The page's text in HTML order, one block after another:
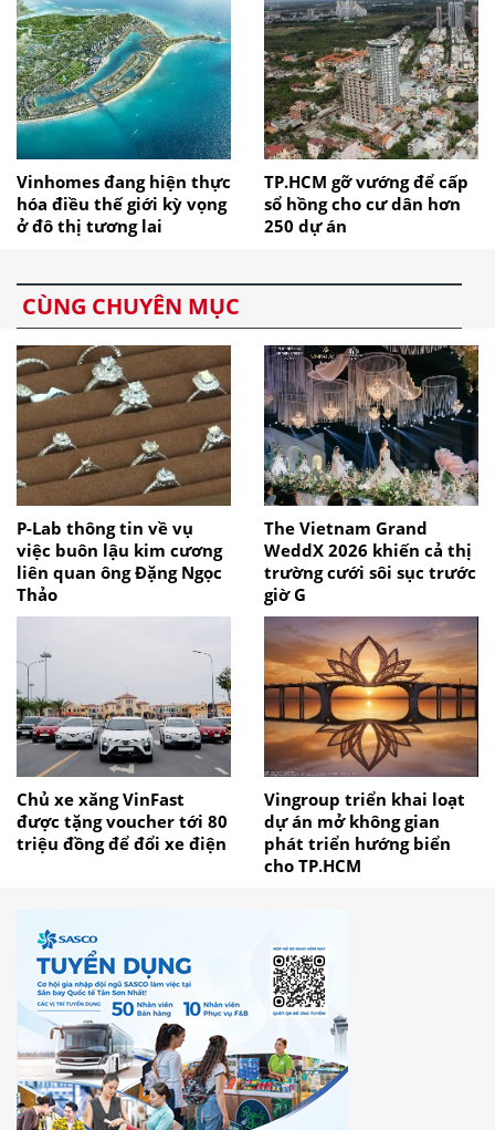
Vinhomes đang hiện thực
hóa điều thế giới kỳ vọng
ở đô thị tương lai
TP.HCM gỡ vướng để cấp
sổ hồng cho cư dân hơn
250 dự án
CÙNG CHUYÊN MỤC
P-Lab thông tin về vụ
việc buôn lậu kim cương
liên quan ông Đặng Ngọc
Thảo
The Vietnam Grand
WeddX 2026 khiến cả thị
trường cưới sôi sục trước
giờ G
Chủ xe xăng VinFast
được tặng voucher tới 80
triệu đồng để đổi xe điện
Vingroup triển khai loạt
dự án mở không gian
phát triển hướng biển
cho TP.HCM